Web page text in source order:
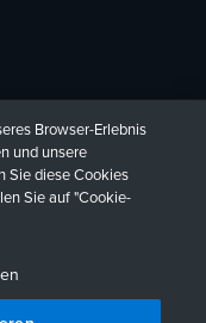
本語
Browser-Erlebnis
und unsere
Sie diese Cookies
Sie auf "Cookie-